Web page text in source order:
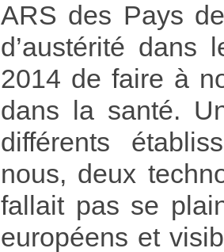
ARS des Pays
d’austérité dans
2014 de faire à
dans la santé.
différents
nous, deux
fallait pas se
européens et